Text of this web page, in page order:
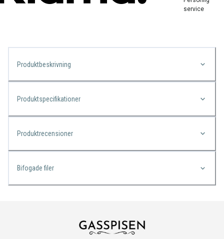
service
Produktbeskrivning
Produktspecifikationer
Produktrecensioner
Bifogade filer